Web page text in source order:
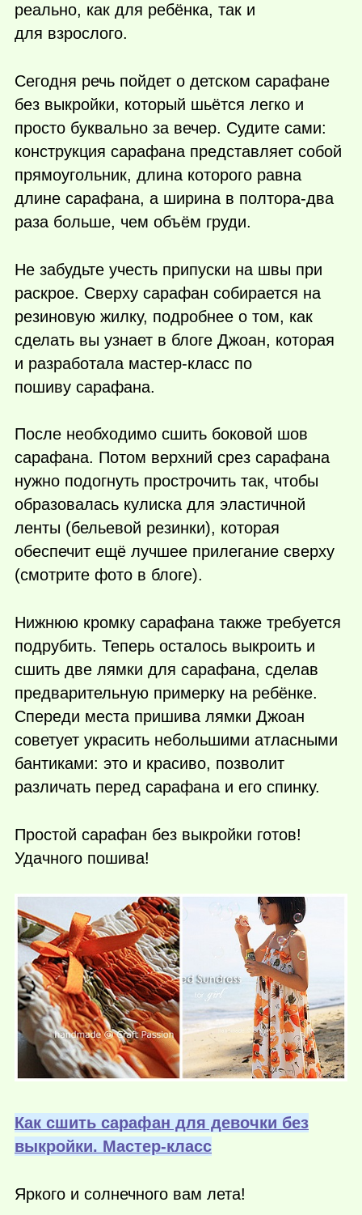
реально, как для ребёнка, так и
для взрослого.
Сегодня речь пойдет о детском сарафане
без выкройки, который шьётся легко и
просто буквально за вечер. Судите сами:
конструкция сарафана представляет собой
прямоугольник, длина которого равна
длине сарафана, а ширина в полтора-два
раза больше, чем объём груди.
Не забудьте учесть припуски на швы при
раскрое. Сверху сарафан собирается на
резиновую жилку, подробнее о том, как
сделать вы узнает в блоге Джоан, которая
и разработала мастер-класс по
пошиву сарафана.
После необходимо сшить боковой шов
сарафана. Потом верхний срез сарафана
нужно подогнуть прострочить так, чтобы
образовалась кулиска для эластичной
ленты (бельевой резинки), которая
обеспечит ещё лучшее прилегание сверху
(смотрите фото в блоге).
Нижнюю кромку сарафана также требуется
подрубить. Теперь осталось выкроить и
сшить две лямки для сарафана, сделав
предварительную примерку на ребёнке.
Спереди места пришива лямки Джоан
советует украсить небольшими атласными
бантиками: это и красиво, позволит
различать перед сарафана и его спинку.
Простой сарафан без выкройки готов!
Удачного пошива!
Как сшить сарафан для девочки без
выкройки. Мастер-класс
Яркого и солнечного вам лета!